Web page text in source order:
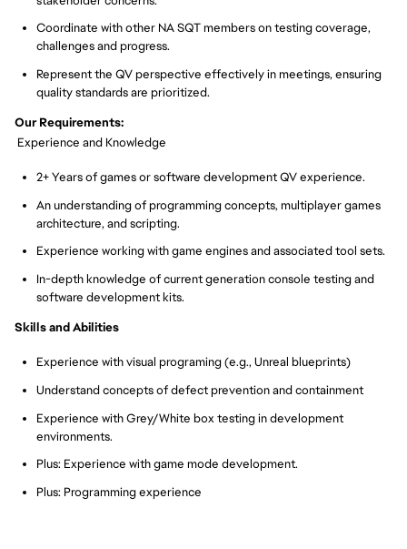
Coordinate with other NA SQT members on testing coverage,
challenges and progress.
Represent the QV perspective effectively in meetings, ensuring
quality standards are prioritized.
Our Requirements:
Experience and Knowledge
2+ Years of games or software development QV experience.
An understanding of programming concepts, multiplayer games
architecture, and scripting.
Experience working with game engines and associated tool sets.
In-depth knowledge of current generation console testing and
software development kits.
Skills and Abilities
Experience with visual programing (e.g., Unreal blueprints)
Understand concepts of defect prevention and containment
Experience with Grey/White box testing in development
environments.
Plus: Experience with game mode development.
Plus: Programming experience